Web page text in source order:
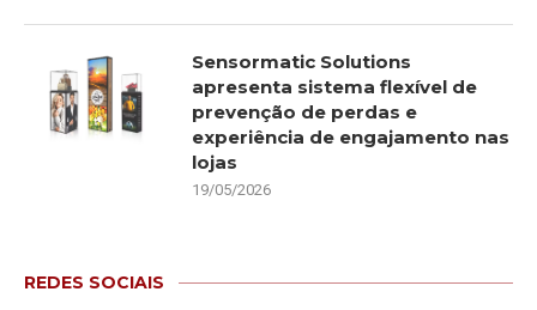
Sensormatic Solutions
apresenta sistema flexível de
prevenção de perdas e
experiência de engajamento nas
lojas
19/05/2026
REDES SOCIAIS